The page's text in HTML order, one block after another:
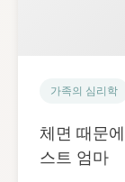
가족의 심리학
체면 때문
스트 엄마